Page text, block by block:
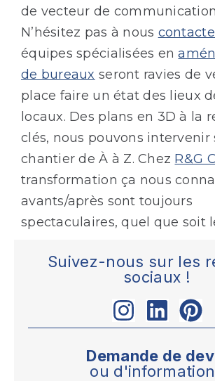
de vecteur de
N’hésitez pas à nous
équipes spécialisées en
de bureaux seront ravies de
place faire un état des lieux
locaux. Des plans en 3D à la
clés, nous pouvons intervenir
chantier de À à Z. Chez R&G
transformation ça nous
avants/après sont toujours
spectaculaires, quel que soit
Suivez-nous sur les
sociaux !
Demande de
ou